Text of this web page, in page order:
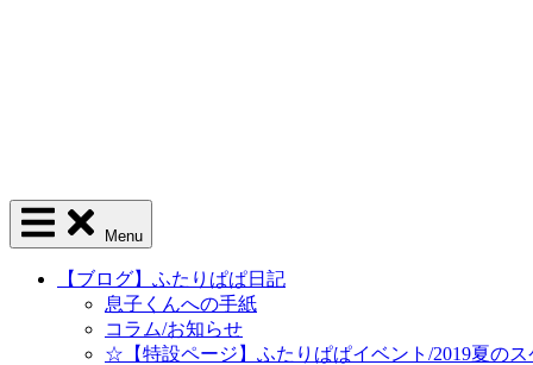
Menu
【ブログ】ふたりぱぱ日記
息子くんへの手紙
コラム/お知らせ
☆【特設ページ】ふたりぱぱイベント/2019夏の